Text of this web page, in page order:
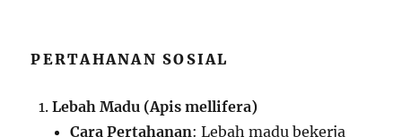
PERTAHANAN SOSIAL
Lebah Madu (Apis mellifera)
Cara Pertahanan: Lebah madu bekerja